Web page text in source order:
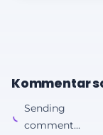
Kommentar
Sending
comment...